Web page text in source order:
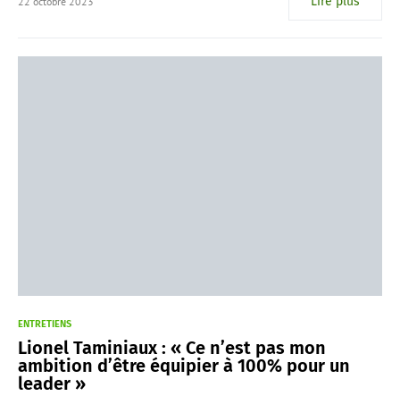
ENTRETIENS
Lionel Taminiaux : « Ce n’est pas mon
ambition d’être équipier à 100% pour un
leader »